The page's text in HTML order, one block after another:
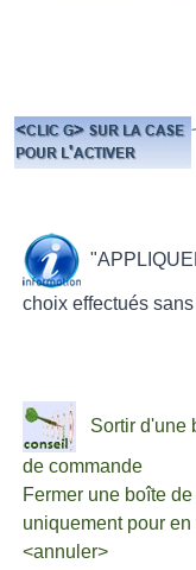
choix effectués
Sortir d'une
de commande
Fermer une boîte
uniquement pour
<annuler>